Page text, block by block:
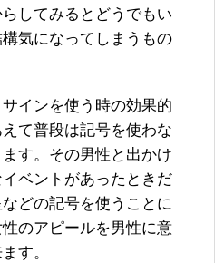
してみるとどうでもい
気になってしまうもの
インを使う時の効果的
て普段は記号を使わな
す。その男性と出かけ
ベントがあったときだ
どの記号を使うことに
のアピールを男性に意
す。